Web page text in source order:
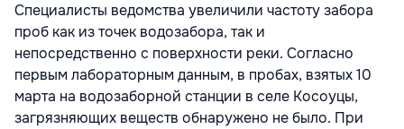
Специалисты ведомства увеличили частоту забора
проб как из точек водозабора, так и
непосредственно с поверхности реки. Согласно
первым лабораторным данным, в пробах, взятых 10
марта на водозаборной станции в селе Косоуцы,
загрязняющих веществ обнаружено не было. При